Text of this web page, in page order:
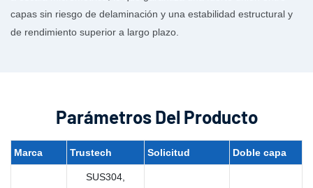
capas sin riesgo de delaminación y una estabilidad estructural y
de rendimiento superior a largo plazo.
Parámetros Del Producto
Marca Trustech Solicitud Doble capa
SUS304,